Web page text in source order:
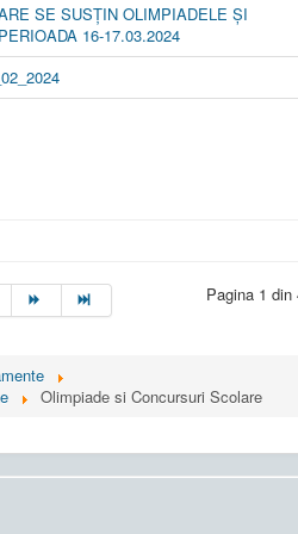
SE SUSȚIN OLIMPIADELE ȘI
16-17.03.2024
Pagina 1 din
Olimpiade si Concursuri Scolare